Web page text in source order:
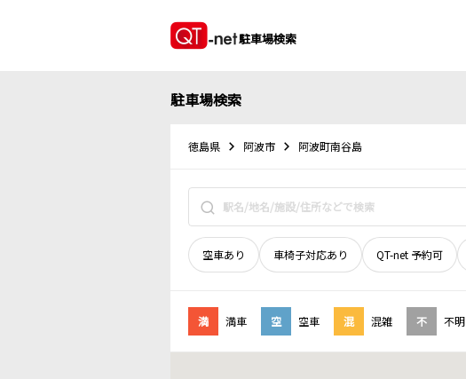
駐車場検索
駐車場検索
徳島県 阿波市 阿波町南谷島
空車あり 車椅子対応あり QT-net 予約可
満 満車 空 空車 混 混雑 不 不明